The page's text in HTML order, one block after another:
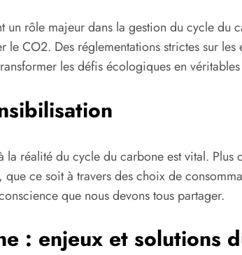
un rôle majeur dans la gestion du cycle du
le CO2. Des réglementations strictes sur
les défis écologiques en
la réalité du cycle du carbone est vital.
ce soit à travers des choix de
que nous devons tous partager.
: enjeux et solutions